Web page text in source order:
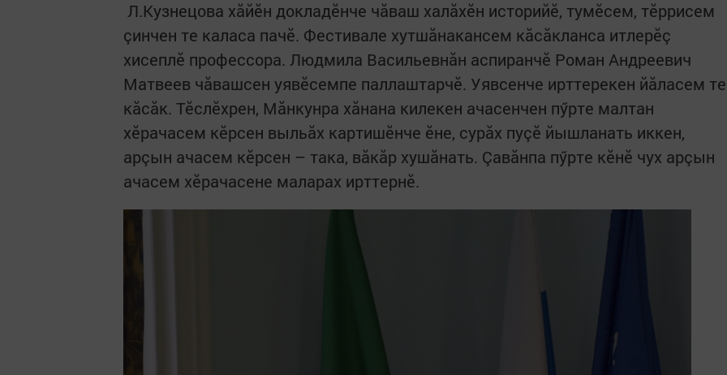
Л.Кузнецова хăйӗн докладӗнче чăваш халăхӗн историйӗ, тумӗсем, тӗррисем
çинчен те каласа пачӗ. Фестивале хутшăнакансем кăсăкланса итлерӗç
хисеплӗ профессора. Людмила Васильевнăн аспиранчӗ Роман Андреевич
Матвеев чăвашсен уявӗсемпе паллаштарчӗ. Уявсенче ирттерекен йăласем те
кăсăк. Тӗслӗхрен, Мăнкунра хăнана килекен ачасенчен пӳрте малтан
хӗрачасем кӗрсен выльăх картишӗнче ӗне, сурăх пуçӗ йышланать иккен,
арçын ачасем кӗрсен – така, вăкăр хушăнать. Çавăнпа пӳрте кӗнӗ чух арçын
ачасем хӗрачасене маларах ирттернӗ.